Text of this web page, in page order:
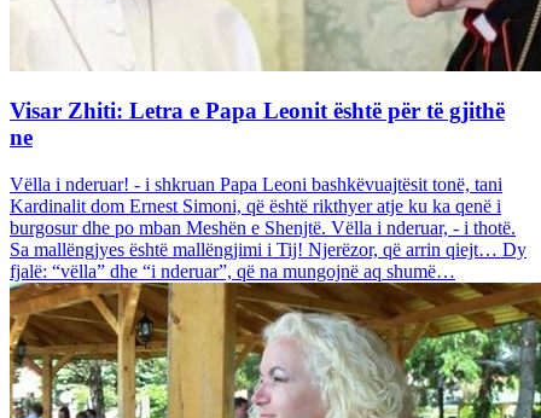
Visar Zhiti: Letra e Papa Leonit është për të gjithë
ne
Vëlla i nderuar! - i shkruan Papa Leoni bashkëvuajtësit tonë, tani
Kardinalit dom Ernest Simoni, që është rikthyer atje ku ka qenë i
burgosur dhe po mban Meshën e Shenjtë. Vëlla i nderuar, - i thotë.
Sa mallëngjyes është mallëngjimi i Tij! Njerëzor, që arrin qiejt… Dy
fjalë: “vëlla” dhe “i nderuar”, që na mungojnë aq shumë…